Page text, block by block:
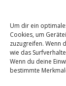
Um dir ein
Cookies, um
zuzugreifen. Wenn
wie das
Wenn du deine
bestimmte
vorheriger